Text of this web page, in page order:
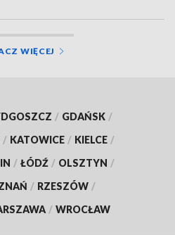
WIĘCEJ
/ GDAŃSK /
/ KATOWICE / KIELCE /
/ ŁÓDŹ / OLSZTYN /
/ RZESZÓW /
/ WROCŁAW